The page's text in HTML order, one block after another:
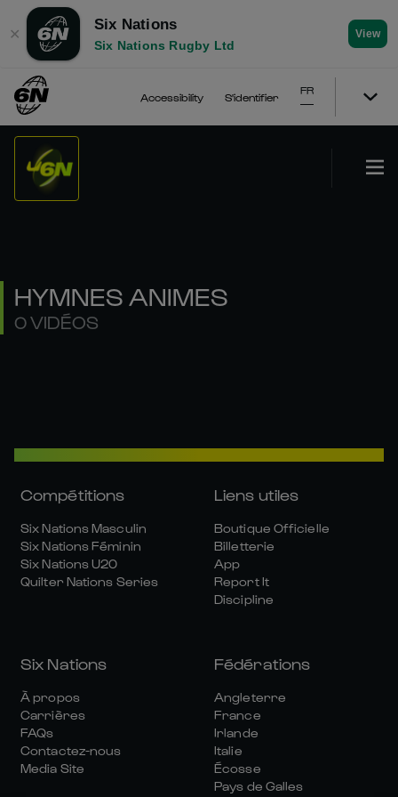
✕
Six Nations
Six Nations Rugby Ltd
View
Accessibility S'identifier
FR
HYMNES ANIMES
0 VIDÉOS
Compétitions
Six Nations Masculin
Six Nations Féminin
Six Nations U20
Quilter Nations Series
Liens utiles
Boutique Officielle
Billetterie
App
Report It
Discipline
Six Nations
À propos
Carrières
FAQs
Contactez-nous
Media Site
Fédérations
Angleterre
France
Irlande
Italie
Écosse
Pays de Galles